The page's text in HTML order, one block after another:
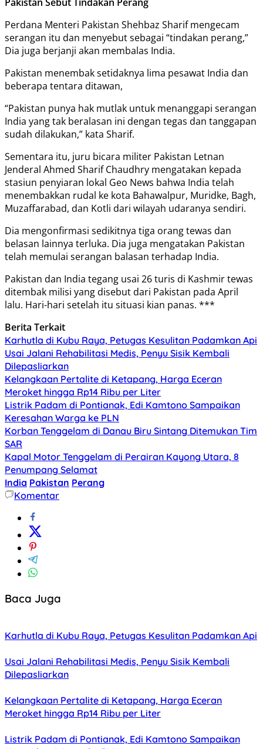
Perdana Menteri Pakistan Shehbaz Sharif mengecam
serangan itu dan menyebut sebagai “tindakan perang,”
Dia juga berjanji akan membalas India.
Pakistan menembak setidaknya lima pesawat India dan
beberapa tentara ditawan,
“Pakistan punya hak mutlak untuk menanggapi serangan
India yang tak beralasan ini dengan tegas dan tanggapan
sudah dilakukan,” kata Sharif.
Sementara itu, juru bicara militer Pakistan Letnan
Jenderal Ahmed Sharif Chaudhry mengatakan kepada
stasiun penyiaran lokal Geo News bahwa India telah
menembakkan rudal ke kota Bahawalpur, Muridke, Bagh,
Muzaffarabad, dan Kotli dari wilayah udaranya sendiri.
Dia mengonfirmasi sedikitnya tiga orang tewas dan
belasan lainnya terluka. Dia juga mengatakan Pakistan
telah memulai serangan balasan terhadap India.
Pakistan dan India tegang usai 26 turis di Kashmir tewas
ditembak milisi yang disebut dari Pakistan pada April
lalu. Hari-hari setelah itu situasi kian panas. ***
Berita Terkait
Karhutla di Kubu Raya, Petugas Kesulitan Padamkan Api
Usai Jalani Rehabilitasi Medis, Penyu Sisik Kembali
Dilepasliarkan
Kelangkaan Pertalite di Ketapang, Harga Eceran
Meroket hingga Rp14 Ribu per Liter
Listrik Padam di Pontianak, Edi Kamtono Sampaikan
Keresahan Warga ke PLN
Korban Tenggelam di Danau Biru Sintang Ditemukan Tim
SAR
Kapal Motor Tenggelam di Perairan Kayong Utara, 8
Penumpang Selamat
India Pakistan Perang
Komentar
Baca Juga
Karhutla di Kubu Raya, Petugas Kesulitan Padamkan Api
Usai Jalani Rehabilitasi Medis, Penyu Sisik Kembali
Dilepasliarkan
Kelangkaan Pertalite di Ketapang, Harga Eceran
Meroket hingga Rp14 Ribu per Liter
Listrik Padam di Pontianak, Edi Kamtono Sampaikan